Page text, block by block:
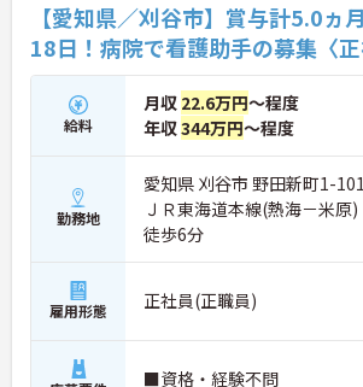
【愛知県／刈谷市】賞与計5.0
18日！病院で看護助手の募集〈正
給料
月収 22.6万円～程度
年収344万円～程度
勤務地
愛知県 刈谷市 野田新町1-101
ＪＲ東海道本線(熱海－米原)
徒歩6分
雇用形態 正社員(正職員)
■資格・経験不問